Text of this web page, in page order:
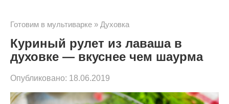
Готовим в мультиварке » Духовка
Куриный рулет из лаваша в
духовке — вкуснее чем шаурма
Опубликовано: 18.06.2019